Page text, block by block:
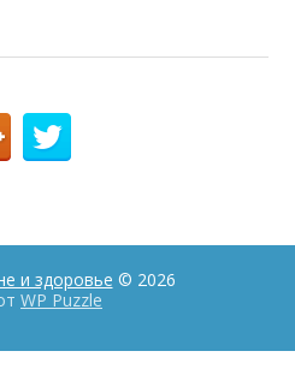
и здоровье © 2026
WP Puzzle